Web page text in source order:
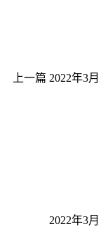
上一篇 2022年3月
2022年3月